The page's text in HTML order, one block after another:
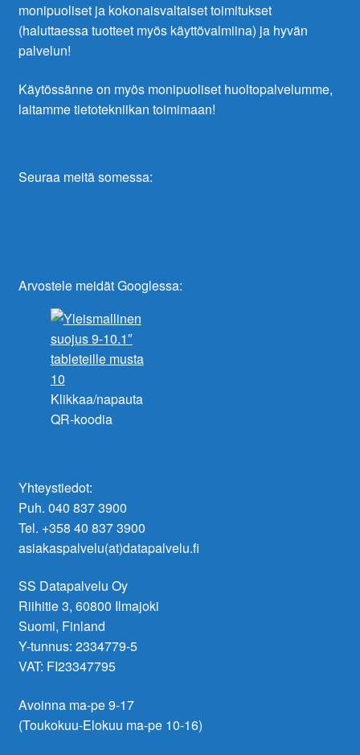
monipuoliset ja kokonaisvaltaiset toimitukset
(haluttaessa tuotteet myös käyttövalmiina) ja hyvän
palvelun!
Käytössänne on myös monipuoliset huoltopalvelumme,
laitamme tietotekniikan toimimaan!
Seuraa meitä somessa:
Arvostele meidät Googlessa:
Klikkaa/napauta
QR-koodia
Yhteystiedot:
Puh. 040 837 3900
Tel. +358 40 837 3900
asiakaspalvelu(at)datapalvelu.fi
SS Datapalvelu Oy
Riihitie 3, 60800 Ilmajoki
Suomi, Finland
Y-tunnus: 2334779-5
VAT: FI23347795
Avoinna ma-pe 9-17
(Toukokuu-Elokuu ma-pe 10-16)